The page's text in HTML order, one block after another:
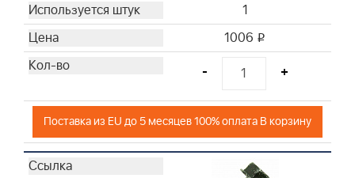
1
1006 i
- +
Поставка из EU до 5 месяцев 100% оплата В корзину